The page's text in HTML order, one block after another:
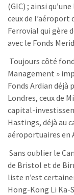
(GIC) ; ainsi
ceux de l’aéroport
Ferrovial qui gère
avec le Fonds
Toujours côté
Management »
Fonds Ardian déjà
Londres, ceux de
capital-
Hastings, déjà au
aéroportuaires en
Sans oublier le
de Bristol et de
liste n’est
Hong-Kong Li Ka-